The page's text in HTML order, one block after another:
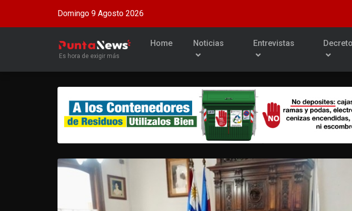
Domingo 9 Agosto 2026
Es hora de exigir más
Home Noticias Entrevistas